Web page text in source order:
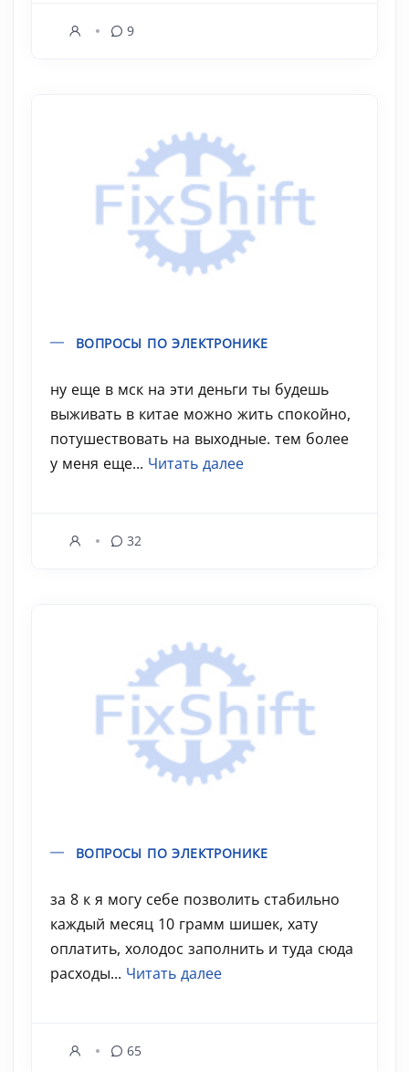
9
ВОПРОСЫ ПО ЭЛЕКТРОНИКЕ
ну еще в мск на эти деньги ты будешь
выживать в китае можно жить спокойно,
потушествовать на выходные. тем более
у меня еще... Читать далее
32
ВОПРОСЫ ПО ЭЛЕКТРОНИКЕ
за 8 к я могу себе позволить стабильно
каждый месяц 10 грамм шишек, хату
оплатить, холодос заполнить и туда сюда
расходы... Читать далее
65